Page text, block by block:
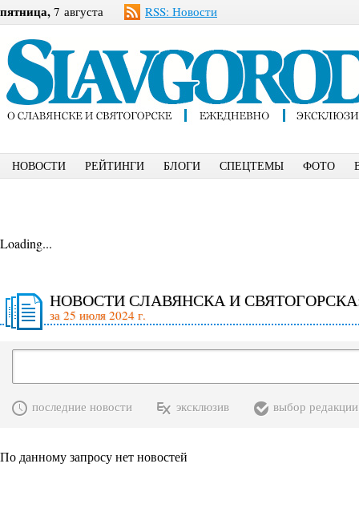
пятница, 7 августа RSS: Новости
НОВОСТИ РЕЙТИНГИ БЛОГИ СПЕЦТЕМЫ ФОТО
Loading...
НОВОСТИ СЛАВЯНСКА И
за 25 июля 2024 г.
последние новости эксклюзив выбор редакции
По данному запросу нет новостей